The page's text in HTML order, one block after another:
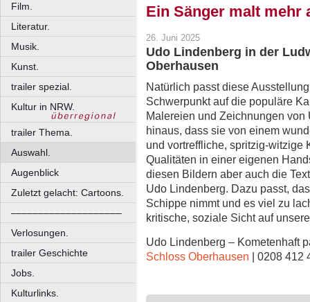
Film.
Literatur.
Musik.
Kunst.
trailer spezial.
Kultur in NRW.
trailer Thema.
Auswahl.
Augenblick
Zuletzt gelacht: Cartoons.
––––––––––––––––––––
Verlosungen.
trailer Geschichte
Jobs.
Kulturlinks.
Ein Sänger malt mehr
26. Juni 2025
Udo Lindenberg in der
Oberhausen
Natürlich passt diese
Schwerpunkt auf die populäre
Malereien und Zeichnungen
hinaus, dass sie von einem
und vortreffliche, spritzig-witzige
Qualitäten in einer eigenen
diesen Bildern aber auch die
Udo Lindenberg. Dazu passt,
Schippe nimmt und es viel zu
kritische, soziale Sicht auf
Udo Lindenberg – Kometenhaft
Schloss Oberhausen | 0208 412